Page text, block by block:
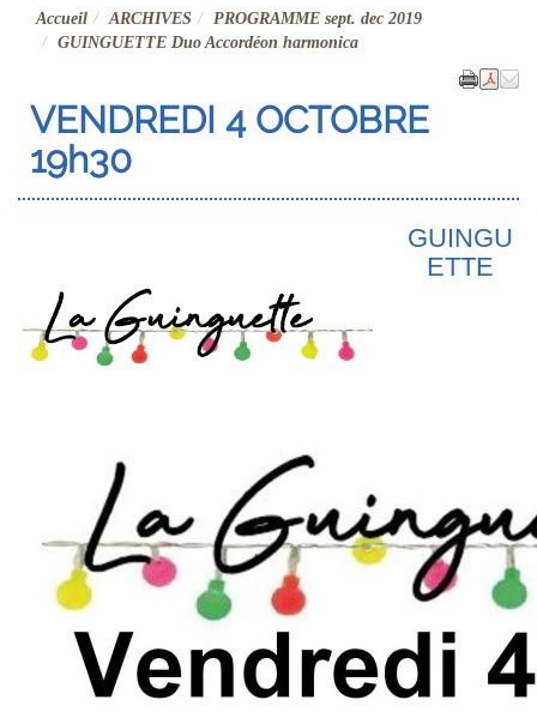
Accueil ARCHIVES
PROGRAMME sept. dec 2019
GUINGUETTE Duo Accordéon harmonica
VENDREDI 4 OCTOBRE
19h30
GUINGU
ETTE